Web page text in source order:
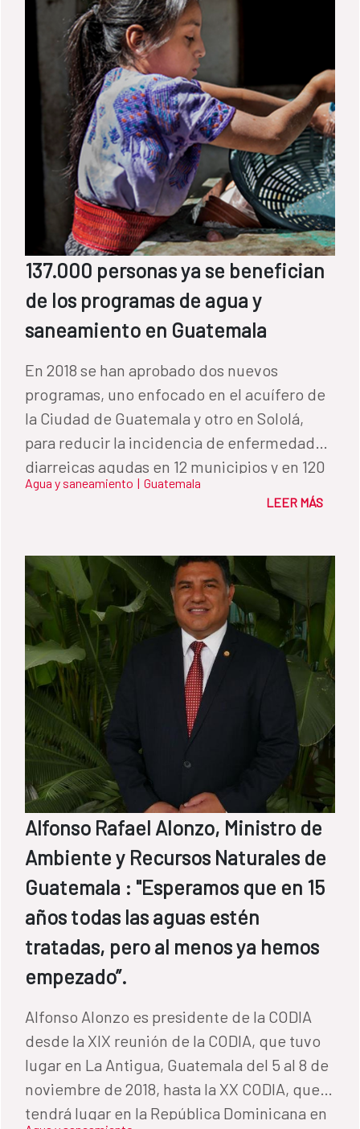
137.000 personas ya se benefician
de los programas de agua y
saneamiento en Guatemala
En 2018 se han aprobado dos nuevos
programas, uno enfocado en el acuífero de
la Ciudad de Guatemala y otro en Sololá,
para reducir la incidencia de enfermedades
diarreicas agudas en 12 municipios y en 120
comunidades.
Agua y saneamiento | Guatemala
LEER MÁS
Alfonso Rafael Alonzo, Ministro de
Ambiente y Recursos Naturales de
Guatemala : "Esperamos que en 15
años todas las aguas estén
tratadas, pero al menos ya hemos
empezado”.
Alfonso Alonzo es presidente de la CODIA
desde la XIX reunión de la CODIA, que tuvo
lugar en La Antigua, Guatemala del 5 al 8 de
noviembre de 2018, hasta la XX CODIA, que
tendrá lugar en la República Dominicana en